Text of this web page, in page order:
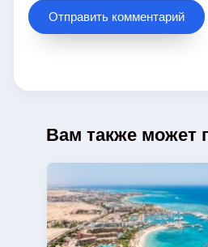
Вам также может